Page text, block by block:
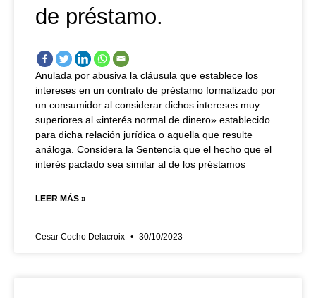
de préstamo.
Anulada por abusiva la cláusula que establece los
intereses en un contrato de préstamo formalizado por
un consumidor al considerar dichos intereses muy
superiores al «interés normal de dinero» establecido
para dicha relación jurídica o aquella que resulte
análoga. Considera la Sentencia que el hecho que el
interés pactado sea similar al de los préstamos
LEER MÁS »
Cesar Cocho Delacroix 30/10/2023